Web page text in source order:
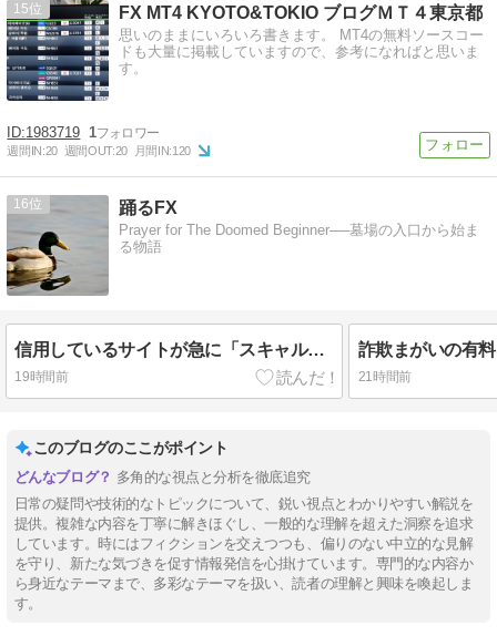
15 FX MT4 KYOTO&TOKIO ブログＭＴ４東京都
思いのままにいろいろ書きます。 MT4の無料ソースコー
ドも大量に掲載していますので、参考になればと思いま
す。
1983719 1
週間IN:20 週間OUT:20 月間IN:120
16 踊るFX
Prayer for The Doomed Beginner──墓場の入口から始ま
る物語
信用しているサイトが急に「スキャルがおすすめ」と言い出して、おいらの気持ちがひっくり返ったんじゃ｜クソザコFX
19時間前 21時間前
このブログのここがポイント
多角的な視点と分析を徹底追究
日常の疑問や技術的なトピックについて、鋭い視点とわかりやすい解説を
提供。複雑な内容を丁寧に解きほぐし、一般的な理解を超えた洞察を追求
しています。時にはフィクションを交えつつも、偏りのない中立的な見解
を守り、新たな気づきを促す情報発信を心掛けています。専門的な内容か
ら身近なテーマまで、多彩なテーマを扱い、読者の理解と興味を喚起しま
す。